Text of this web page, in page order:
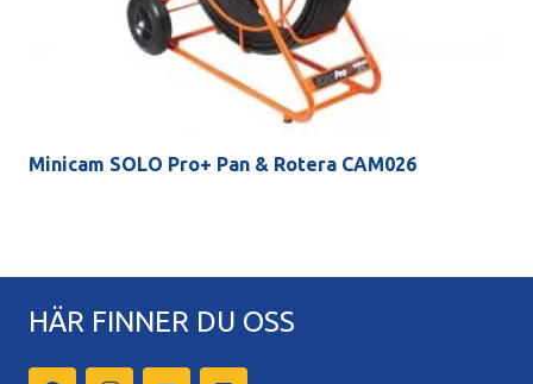
Minicam SOLO Pro+ Pan & Rotera CAM026
HÄR FINNER DU OSS